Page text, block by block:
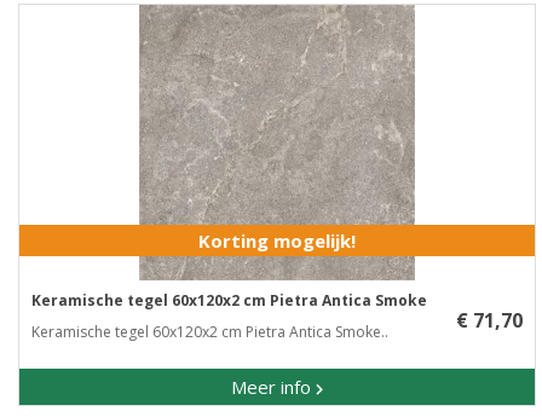
Korting mogelijk!
Keramische tegel 60x120x2 cm Pietra Antica Smoke
Keramische tegel 60x120x2 cm Pietra Antica Smoke..
Meer info
€ 71,70